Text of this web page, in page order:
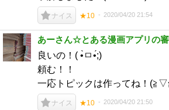
ナイス ★10 2020/04/20 21:54
あーさん☆とある漫画アプリの
良いの！( •̀ㅁ•́;)
頼む！！
一応トピックは作ってね！
ナイス ★10 2020/04/20 21:50